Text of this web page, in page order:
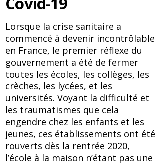
Lorsque la crise sanitaire a
commencé à devenir incontrôlable
en France, le premier réflexe du
gouvernement a été de fermer
toutes les écoles, les collèges, les
crèches, les lycées, et les
universités. Voyant la difficulté et
les traumatismes que cela
engendre chez les enfants et les
jeunes, ces établissements ont été
rouverts dès la rentrée 2020,
l’école à la maison n’étant pas une